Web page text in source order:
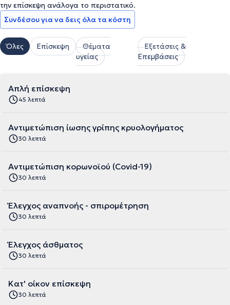
την επίσκεψη ανάλογα το περιστατικό.
Συνδέσου για να δεις όλα τα κόστη
Όλες Επίσκεψη
Θέματα
υγείας
Εξετάσεις &
Επεμβάσεις
Απλή επίσκεψη
45 λεπτά
Αντιμετώπιση ίωσης γρίπης κρυολογήματος
30 λεπτά
Αντιμετώπιση κορωνοϊού (Covid-19)
30 λεπτά
Έλεγχος αναπνοής - σπιρομέτρηση
30 λεπτά
Έλεγχος άσθματος
30 λεπτά
Κατ' οίκον επίσκεψη
30 λεπτά